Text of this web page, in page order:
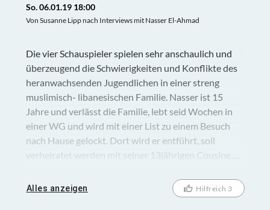
So. 06.01.19 18:00
Von Susanne Lipp nach Interviews mit Nasser El-Ahmad
Die vier Schauspieler spielen sehr anschaulich und
überzeugend die Schwierigkeiten und Konflikte des
heranwachsenden Jugendlichen in einer streng
muslimisch- libanesischen Familie. Nasser ist 15
Jahre und verlässt die Familie, lebt seid Wochen in
einer WG und wird mit einer List zu einem Besuch
nach Hause gelockt. Dort wird er entführt, soll
verheiratet werden mit seiner 13jährigen Cousine.....
zu wehren, wenn man ein anderes Leben leben soll,
als man es selber möchte. 70 min ohne Pause
Alles anzeigen Hilfreich 3